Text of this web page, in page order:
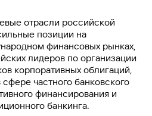
отрасли российской
позиции на
финансовых рынках,
лидеров по организации
корпоративных облигаций,
частного банковского
финансирования и
банкинга.